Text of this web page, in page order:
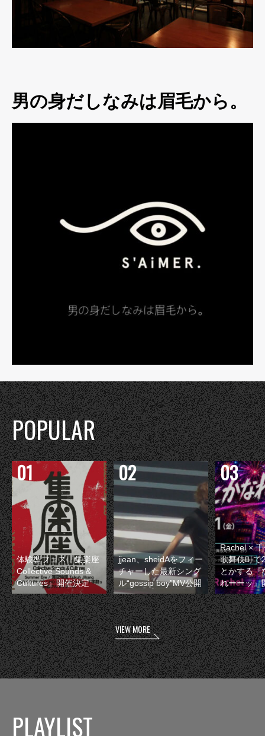
男の身だしなみは眉毛から。
POPULAR
体験型フェス『集楽座
Collective Sounds &
Cultures』開催決定
jjean、sheidAをフィー
チャーした最新シング
ル“gossip boy”MV公開
Rachel ×
歌舞伎町で
とかする『
れーーッ』
VIEW MORE
PLAYLIST